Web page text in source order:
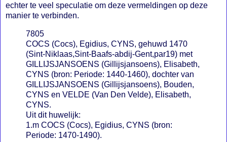
echter te veel speculatie om deze vermeldingen op deze
manier te verbinden.
7805
COCS (Cocs), Egidius, CYNS, gehuwd 1470
(Sint-Niklaas,Sint-Baafs-abdij-Gent,par19) met
GILLIJSJANSOENS (Gillijsjansoens), Elisabeth,
CYNS (bron: Periode: 1440-1460), dochter van
GILLIJSJANSOENS (Gillijsjansoens), Bouden,
CYNS en VELDE (Van Den Velde), Elisabeth,
CYNS.
Uit dit huwelijk:
1.m COCS (Cocs), Egidius, CYNS (bron:
Periode: 1470-1490).